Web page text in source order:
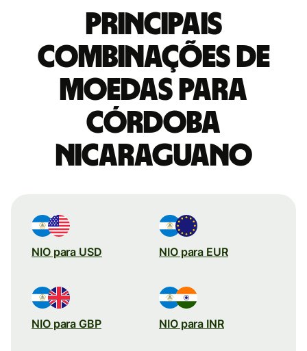
Principais
combinações de
moedas para
Córdoba
nicaraguano
NIO para USD NIO para EUR
NIO para GBP NIO para INR